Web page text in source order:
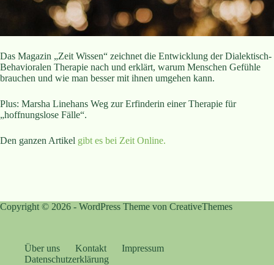
Das Magazin „Zeit Wissen“ zeichnet die Entwicklung der Dialektisch-
Behavioralen Therapie nach und erklärt, warum Menschen Gefühle
brauchen und wie man besser mit ihnen umgehen kann.
Plus: Marsha Linehans Weg zur Erfinderin einer Therapie für
„hoffnungslose Fälle“.
Den ganzen Artikel gibt es bei Zeit Online.
Copyright © 2026 - WordPress Theme von CreativeThemes
Über uns Kontakt
Impressum
Datenschutzerklärung